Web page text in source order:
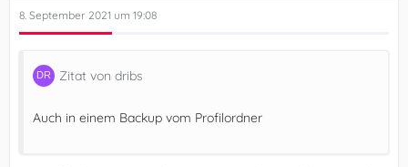
8. September 2021 um 19:08
Zitat von dribs
Auch in einem Backup vom Profilordner